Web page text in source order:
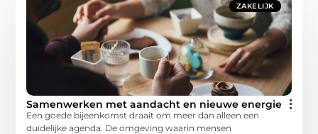
ZAKELIJK
Samenwerken met aandacht en nieuwe energie
Een goede bijeenkomst draait om meer dan alleen een
duidelijke agenda. De omgeving waarin mensen